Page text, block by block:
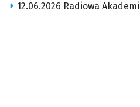
12.06.2026 Radiowa